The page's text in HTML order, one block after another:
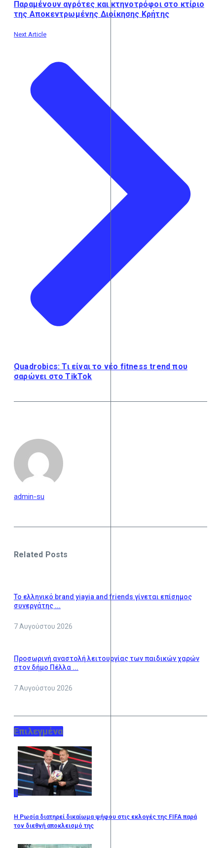
Παραμένουν αγρότες και κτηνοτρόφοι στο κτίριο
της Αποκεντρωμένης Διοίκησης Κρήτης
Next Article
Quadrobics: Τι είναι το νέο fitness trend που
σαρώνει στο TikTok
admin-su
Related Posts
Το ελληνικό brand yiayia and friends γίνεται επίσημος
συνεργάτης ...
7 Αυγούστου 2026
Προσωρινή αναστολή λειτουργίας των παιδικών χαρών
στον δήμο Πέλλα ...
7 Αυγούστου 2026
Επιλεγμένα
1
Η Ρωσία διατηρεί δικαίωμα ψήφου στις εκλογές της FIFA παρά
τον διεθνή αποκλεισμό της